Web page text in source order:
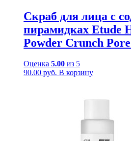
Скраб для лица с
пирамидках Etude
Powder Crunch
Оценка 5.00 из 5
90.00 руб. В корзину